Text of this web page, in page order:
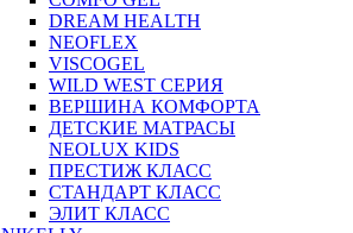
DREAM HEALTH
NEOFLEX
VISCOGEL
WILD WEST СЕРИЯ
ВЕРШИНА КОМФОРТА
ДЕТСКИЕ МАТРАСЫ
NEOLUX KIDS
ПРЕСТИЖ КЛАСС
СТАНДАРТ КЛАСС
ЭЛИТ КЛАСС